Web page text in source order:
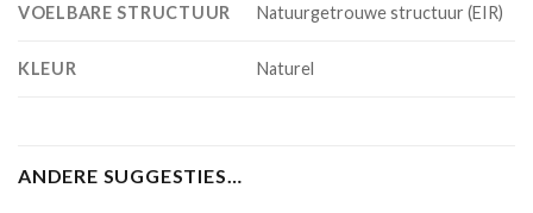
VOELBARE STRUCTUUR Natuurgetrouwe structuur (EIR)
KLEUR Naturel
ANDERE SUGGESTIES…